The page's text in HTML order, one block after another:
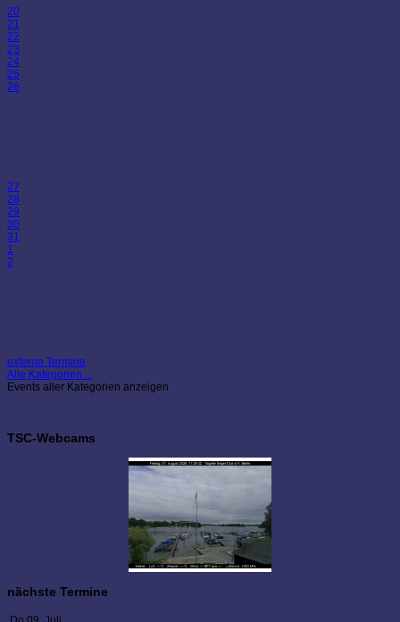
20
21
22
23
24
25
26
27
28
29
30
31
1
2
externe Termine
Alle Kategorien ...
Events aller Kategorien anzeigen
TSC-Webcams
nächste Termine